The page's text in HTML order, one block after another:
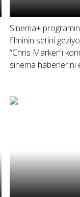
Sinema+
filminin setini
“Chris Marker”ı
sinema haberlerini